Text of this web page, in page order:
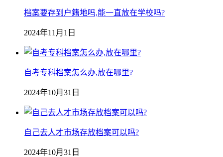
档案要存到户籍地吗,能一直放在学校吗?
2024年11月1日
自考专科档案怎么办,放在哪里?
2024年10月31日
自己去人才市场存放档案可以吗?
2024年10月31日